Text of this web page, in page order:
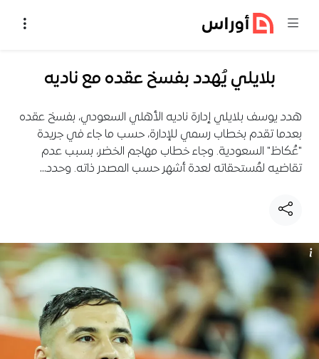
بلايلي يُهدد بفسخ عقده مع ناديه
هدد يوسف بلايلي إدارة ناديه الأهلي السعودي، بفسخ عقده
بعدما تقدم بخطاب رسمي للإدارة، حسب ما جاء في جريدة
"عُكاظ" السعودية. وجاء خطاب مهاجم الخضر، بسبب عدم
تقاضيه لمُستحقاته لعدة أشهر حسب المصدر ذاته. وحدد…